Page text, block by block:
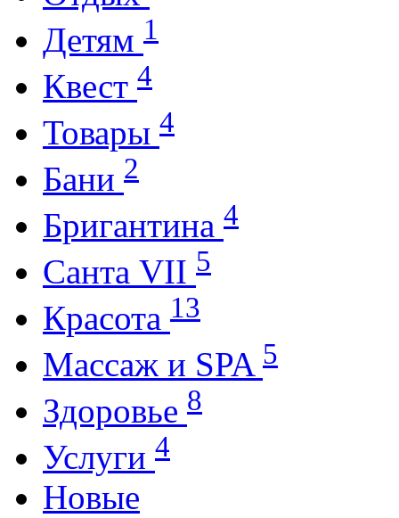
Детям 1
Квест 4
Товары 4
Бани 2
Бригантина 4
Санта VII 5
Красота 13
Массаж и SPA 5
Здоровье 8
Услуги 4
Новые